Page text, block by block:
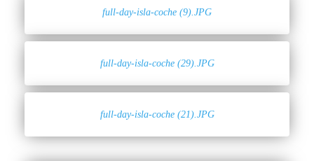
full-day-isla-coche (9).JPG
full-day-isla-coche (29).JPG
full-day-isla-coche (21).JPG